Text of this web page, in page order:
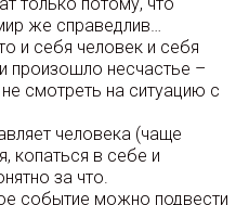
же справедлив…
и себя человек и себя
произошло несчастье –
смотреть на ситуацию с
человека (чаще
копаться в себе и
за что.
событие можно подвести